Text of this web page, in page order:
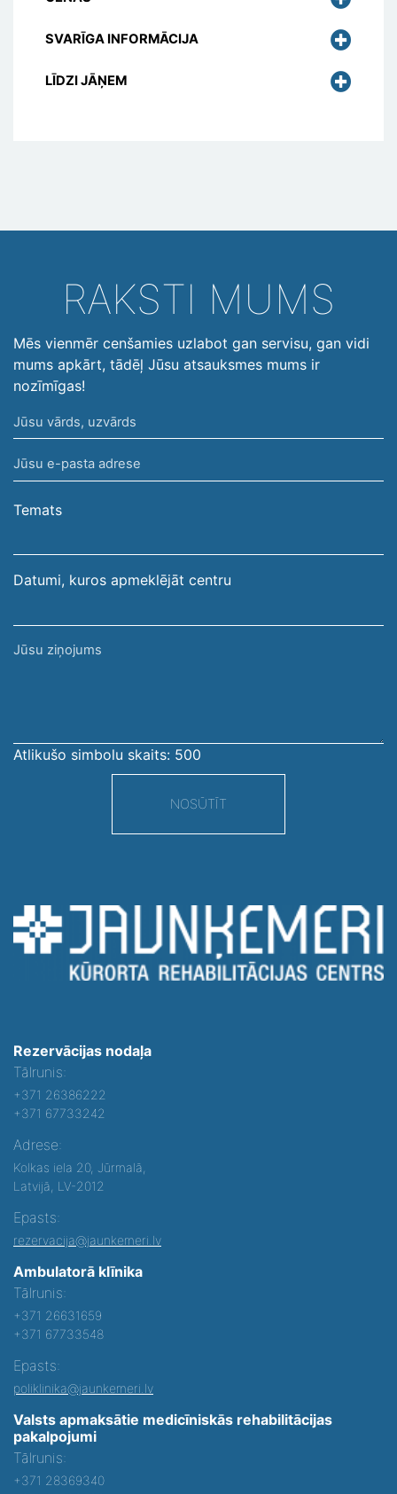
SVARĪGA INFORMĀCIJA
LĪDZI JĀŅEM
RAKSTI MUMS
Mēs vienmēr cenšamies uzlabot gan servisu, gan vidi
mums apkārt, tādēļ Jūsu atsauksmes mums ir
nozīmīgas!
Jūsu
vārds,
uzvārds
Jūsu
e-
pasta
Temats
Datumi, kuros apmeklējāt centru
Jūsu
Atlikušo simbolu skaits: 500
NOSŪTĪT
Rezervācijas nodaļa
Tālrunis:
+371 26386222
+371 67733242
Adrese:
Kolkas iela 20, Jūrmalā,
Latvijā, LV-2012
Epasts:
rezervacija@jaunkemeri.lv
Ambulatorā klīnika
Tālrunis:
+371 26631659
+371 67733548
Epasts:
poliklinika@jaunkemeri.lv
Valsts apmaksātie medicīniskās rehabilitācijas
pakalpojumi
Tālrunis:
+371 28369340